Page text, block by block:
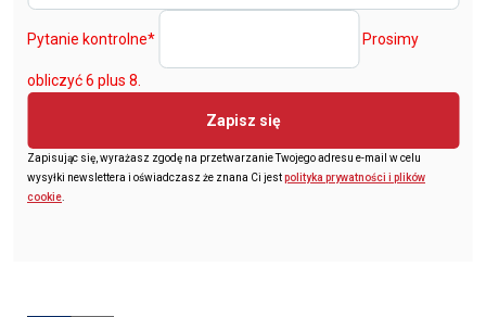
Pytanie kontrolne* Prosimy
obliczyć 6 plus 8.
Zapisz się
Zapisując się, wyrażasz zgodę na przetwarzanie Twojego adresu e-mail w celu
wysyłki newslettera i oświadczasz że znana Ci jestpolityka prywatności i plików
cookie